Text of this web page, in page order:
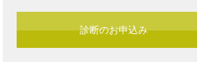
診断のお申込み